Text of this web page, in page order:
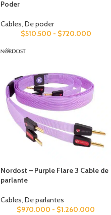
Poder
Cables, De poder
$510.500 - $720.000
Nordost – Purple Flare 3 Cable de
parlante
Cables, De parlantes
$970.000 - $1.260.000